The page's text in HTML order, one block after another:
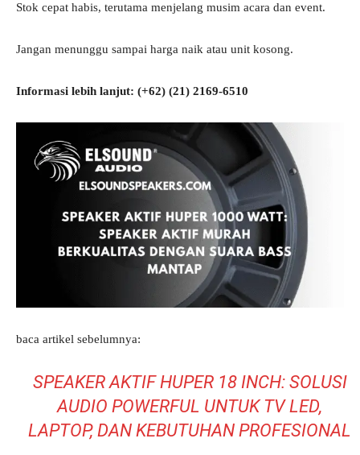
Stok cepat habis, terutama menjelang musim acara dan event.
Jangan menunggu sampai harga naik atau unit kosong.
Informasi lebih lanjut: ‎(+62) (21) 2169-6510
baca artikel sebelumnya:
SPEAKER AKTIF HUPER 18 INCH: SOLUSI
AUDIO POWERFUL UNTUK TV LED,
LAPTOP, DAN KEBUTUHAN PROFESIONAL